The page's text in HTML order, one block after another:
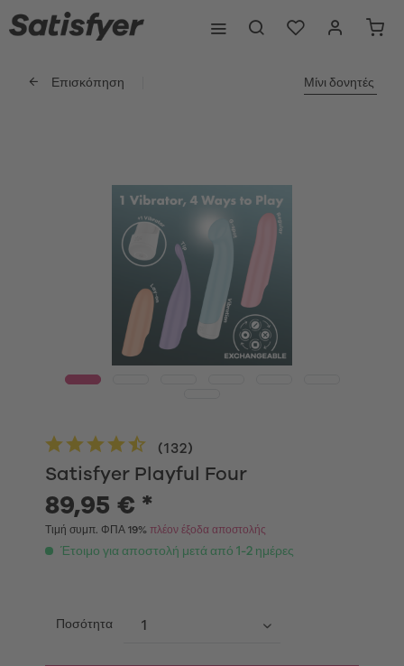
Επισκόπηση Μίνι δονητές
Satisfyer Playful Four
(132)
89,95 € *
Τιμή συμπ. ΦΠΑ 19% πλέον έξοδα αποστολής
Έτοιμο για αποστολή μετά από 1-2 ημέρες
Ποσότητα